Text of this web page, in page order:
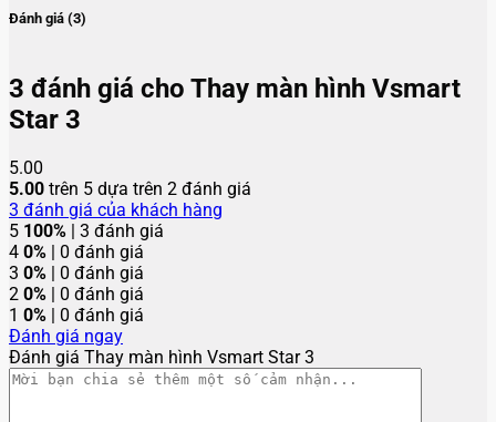
Đánh giá (3)
3 đánh giá cho Thay màn hình Vsmart
Star 3
5.00
5.00 trên 5 dựa trên 2 đánh giá
3 đánh giá của khách hàng
5 100% | 3 đánh giá
4 0% | 0 đánh giá
3 0% | 0 đánh giá
2 0% | 0 đánh giá
1 0% | 0 đánh giá
Đánh giá ngay
Đánh giá Thay màn hình Vsmart Star 3